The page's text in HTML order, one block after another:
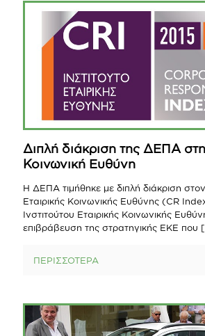
Διπλή διάκριση της ΔΕΠΑ
Κοινωνική Ευθύνη
Η ΔΕΠΑ τιμήθηκε με διπλή διάκριση
Εταιρικής Κοινωνικής Ευθύνης (CR
Ινστιτούτου Εταιρικής Κοινωνικής
επιβράβευση της στρατηγικής ΕΚΕ που
ΠΕΡΙΣΣΟΤΕΡΑ